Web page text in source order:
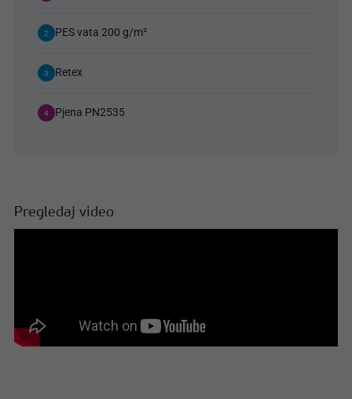
2 PES vata 200 g/m²
3 Retex
4 Pjena PN2535
Pregledaj video